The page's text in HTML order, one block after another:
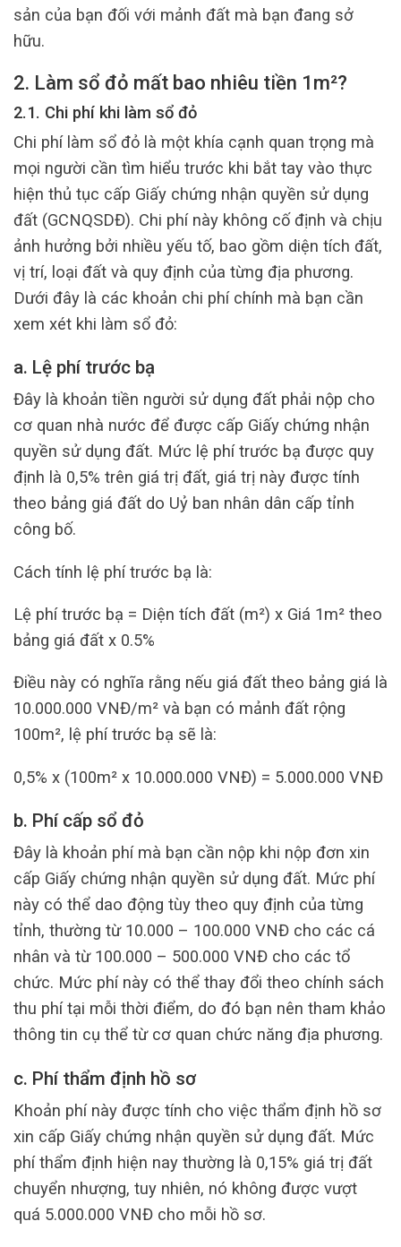
sản của bạn đối với mảnh đất mà bạn đang sở
hữu.
2. Làm sổ đỏ mất bao nhiêu tiền 1m²?
2.1. Chi phí khi làm sổ đỏ
Chi phí làm sổ đỏ là một khía cạnh quan trọng mà
mọi người cần tìm hiểu trước khi bắt tay vào thực
hiện thủ tục cấp Giấy chứng nhận quyền sử dụng
đất (GCNQSDĐ). Chi phí này không cố định và chịu
ảnh hưởng bởi nhiều yếu tố, bao gồm diện tích đất,
vị trí, loại đất và quy định của từng địa phương.
Dưới đây là các khoản chi phí chính mà bạn cần
xem xét khi làm sổ đỏ:
a. Lệ phí trước bạ
Đây là khoản tiền người sử dụng đất phải nộp cho
cơ quan nhà nước để được cấp Giấy chứng nhận
quyền sử dụng đất. Mức lệ phí trước bạ được quy
định là 0,5% trên giá trị đất, giá trị này được tính
theo bảng giá đất do Uỷ ban nhân dân cấp tỉnh
công bố.
Cách tính lệ phí trước bạ là:
Lệ phí trước bạ = Diện tích đất (m²) x Giá 1m² theo
bảng giá đất x 0.5%
Điều này có nghĩa rằng nếu giá đất theo bảng giá là
10.000.000 VNĐ/m² và bạn có mảnh đất rộng
100m², lệ phí trước bạ sẽ là:
0,5% x (100m² x 10.000.000 VNĐ) = 5.000.000 VNĐ
b. Phí cấp sổ đỏ
Đây là khoản phí mà bạn cần nộp khi nộp đơn xin
cấp Giấy chứng nhận quyền sử dụng đất. Mức phí
này có thể dao động tùy theo quy định của từng
tỉnh, thường từ 10.000 – 100.000 VNĐ cho các cá
nhân và từ 100.000 – 500.000 VNĐ cho các tổ
chức. Mức phí này có thể thay đổi theo chính sách
thu phí tại mỗi thời điểm, do đó bạn nên tham khảo
thông tin cụ thể từ cơ quan chức năng địa phương.
c. Phí thẩm định hồ sơ
Khoản phí này được tính cho việc thẩm định hồ sơ
xin cấp Giấy chứng nhận quyền sử dụng đất. Mức
phí thẩm định hiện nay thường là 0,15% giá trị đất
chuyển nhượng, tuy nhiên, nó không được vượt
quá 5.000.000 VNĐ cho mỗi hồ sơ.